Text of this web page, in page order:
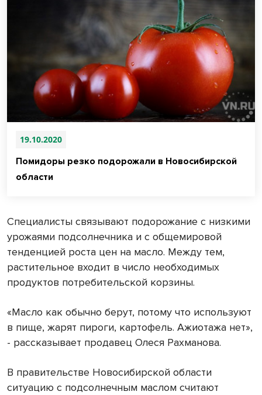
19.10.2020
Помидоры резко подорожали в Новосибирской
области
Специалисты связывают подорожание с низкими
урожаями подсолнечника и с общемировой
тенденцией роста цен на масло. Между тем,
растительное входит в число необходимых
продуктов потребительской корзины.
«Масло как обычно берут, потому что используют
в пище, жарят пироги, картофель. Ажиотажа нет»,
- рассказывает продавец Олеся Рахманова.
В правительстве Новосибирской области
ситуацию с подсолнечным маслом считают